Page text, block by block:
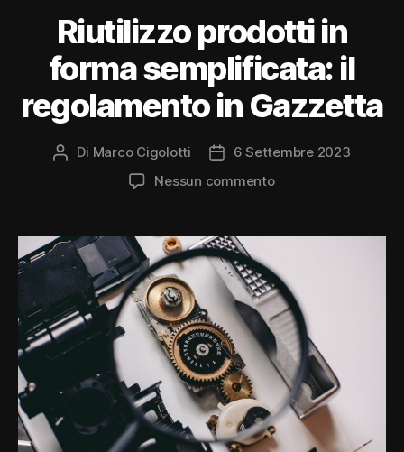
Riutilizzo prodotti in
forma semplificata: il
regolamento in Gazzetta
Autore
Di Marco Cigolotti
Data
dell'articolo
6 Settembre 2023
Nessun commentosu
in
semplificata:
il
regolamento
in
Gazzetta